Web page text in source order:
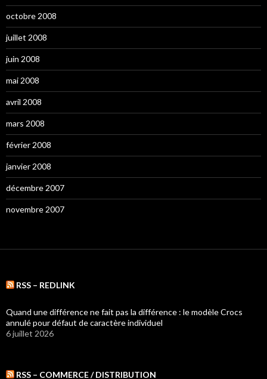
octobre 2008
juillet 2008
juin 2008
mai 2008
avril 2008
mars 2008
février 2008
janvier 2008
décembre 2007
novembre 2007
RSS – REDLINK
Quand une différence ne fait pas la différence : le modèle Crocs
annulé pour défaut de caractère individuel
6 juillet 2026
RSS – COMMERCE / DISTRIBUTION